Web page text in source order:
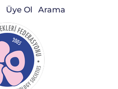
Üye Ol Arama